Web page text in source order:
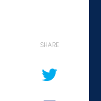
SHARE